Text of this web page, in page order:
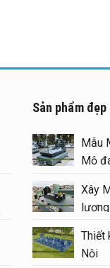
Sản phẩm đẹp
Mẫu
Mộ
Xây
Thiết
Nội